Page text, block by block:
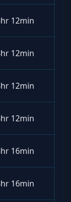
12min
12min
12min
12min
16min
16min